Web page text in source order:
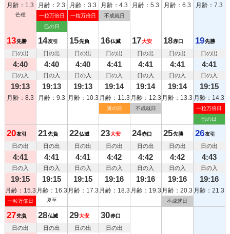
月齢：1.3
芒種
月齢：2.3
一粒万倍日
巳の日
月齢：3.3
一粒万倍日
月齢：4.3
不成就日
月齢：5.3 月齢：6.3 月齢：7.3
13先勝
日の出
4:40
日の入
19:13
月齢：8.3
14友引
日の出
4:40
日の入
19:13
月齢：9.3
15先負
日の出
4:40
日の入
19:13
月齢：10.3
16仏滅
日の出
4:41
日の入
19:14
月齢：11.3
寅の日
17大安
日の出
4:41
日の入
19:14
月齢：12.3
不成就日
18赤口
日の出
4:41
日の入
19:14
月齢：13.3
19先勝
日の出
4:41
日の入
19:15
月齢：14.3
一粒万倍日
巳の日
20友引
日の出
4:41
日の入
19:15
月齢：15.3
一粒万倍日
21先負
日の出
4:41
日の入
19:15
月齢：16.3
夏至
22仏滅
日の出
4:41
日の入
19:15
月齢：17.3
23大安
日の出
4:42
日の入
19:16
月齢：18.3
24赤口
日の出
4:42
日の入
19:16
月齢：19.3
25先勝
日の出
4:42
日の入
19:16
月齢：20.3
不成就日
26友引
日の出
4:43
日の入
19:16
月齢：21.3
27先負
日の出
28仏滅
日の出
29大安
日の出
30赤口
日の出